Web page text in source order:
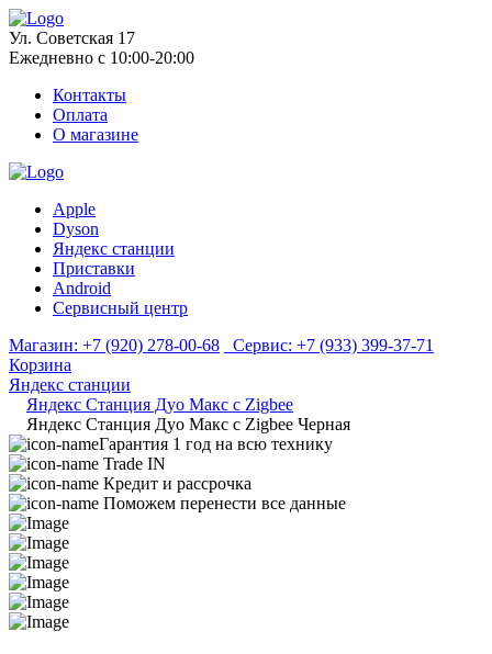
Ул. Советская 17
Ежедневно с 10:00-20:00
Контакты
Оплата
О магазине
Apple
Dyson
Яндекс станции
Приставки
Android
Сервисный центр
Магазин: +7 (920) 278-00-68 Сервис: +7 (933) 399-37-71
Корзина
Яндекс станции
Яндекс Станция Дуо Макс с Zigbee
Яндекс Станция Дуо Макс с Zigbee Черная
Гарантия 1 год на всю технику
Trade IN
Кредит и рассрочка
Поможем перенести все данные